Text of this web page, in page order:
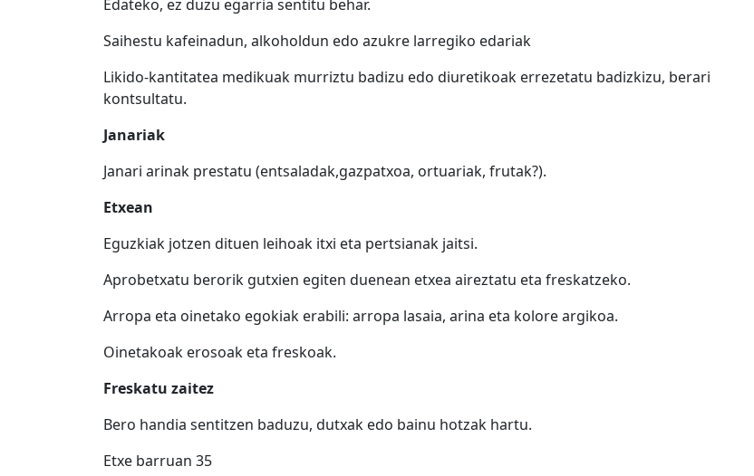
Edateko, ez duzu egarria sentitu behar.
Saihestu kafeinadun, alkoholdun edo azukre larregiko edariak
Likido-kantitatea medikuak murriztu badizu edo diuretikoak errezetatu badizkizu, berari
kontsultatu.
Janariak
Janari arinak prestatu (entsaladak,gazpatxoa, ortuariak, frutak?).
Etxean
Eguzkiak jotzen dituen leihoak itxi eta pertsianak jaitsi.
Aprobetxatu berorik gutxien egiten duenean etxea aireztatu eta freskatzeko.
Arropa eta oinetako egokiak erabili: arropa lasaia, arina eta kolore argikoa.
Oinetakoak erosoak eta freskoak.
Freskatu zaitez
Bero handia sentitzen baduzu, dutxak edo bainu hotzak hartu.
Etxe barruan 35